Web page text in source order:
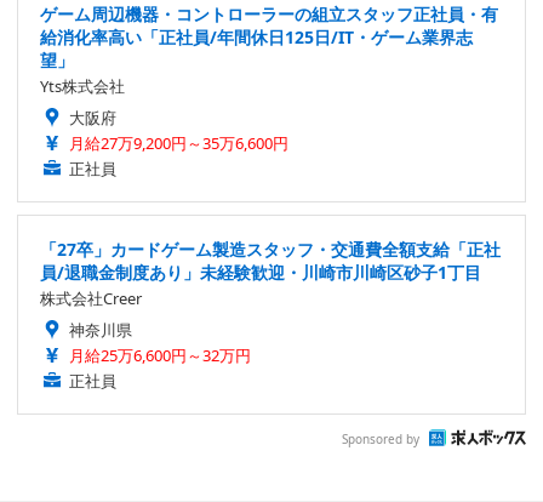
ゲーム周辺機器・コントローラーの組立スタッフ正社員・有
給消化率高い「正社員/年間休日125日/IT・ゲーム業界志
望」
Yts株式会社
大阪府
月給27万9,200円～35万6,600円
正社員
「27卒」カードゲーム製造スタッフ・交通費全額支給「正社
員/退職金制度あり」未経験歓迎・川崎市川崎区砂子1丁目
株式会社Creer
神奈川県
月給25万6,600円～32万円
正社員
Sponsored by